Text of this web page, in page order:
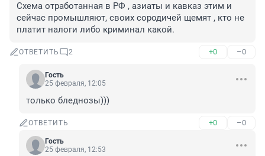
Схема отработанная в РФ , азиаты и кавказ этим и
сейчас промышляют, своих сородичей щемят , кто не
платит налоги либо криминал какой.
ОТВЕТИТЬ 2 +0 –0
Гость
25 февраля, 12:05
только бледнозы)))
ОТВЕТИТЬ +0 –0
Гость
25 февраля, 12:53